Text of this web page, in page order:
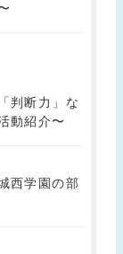
判断力」な
動紹介〜
西学園の部